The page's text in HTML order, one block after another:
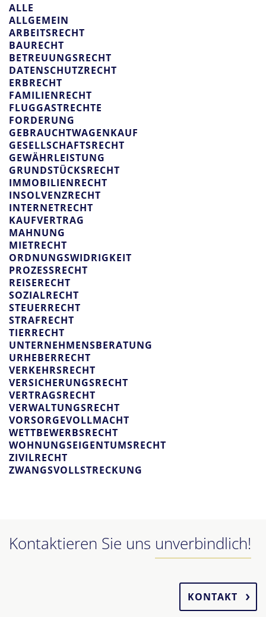
ALLE
ALLGEMEIN
ARBEITSRECHT
BAURECHT
BETREUUNGSRECHT
DATENSCHUTZRECHT
ERBRECHT
FAMILIENRECHT
FLUGGASTRECHTE
FORDERUNG
GEBRAUCHTWAGENKAUF
GESELLSCHAFTSRECHT
GEWÄHRLEISTUNG
GRUNDSTÜCKSRECHT
IMMOBILIENRECHT
INSOLVENZRECHT
INTERNETRECHT
KAUFVERTRAG
MAHNUNG
MIETRECHT
ORDNUNGSWIDRIGKEIT
PROZESSRECHT
REISERECHT
SOZIALRECHT
STEUERRECHT
STRAFRECHT
TIERRECHT
UNTERNEHMENSBERATUNG
URHEBERRECHT
VERKEHRSRECHT
VERSICHERUNGSRECHT
VERTRAGSRECHT
VERWALTUNGSRECHT
VORSORGEVOLLMACHT
WETTBEWERBSRECHT
WOHNUNGSEIGENTUMSRECHT
ZIVILRECHT
ZWANGSVOLLSTRECKUNG
Kontaktieren Sie uns unverbindlich!
KONTAKT